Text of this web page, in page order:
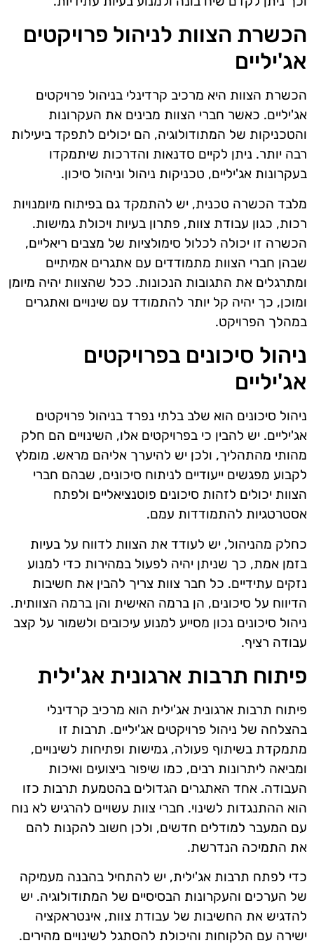
הכשרת הצוות לניהול פרויקטים
אג'יליים
הכשרת הצוות היא מרכיב קרדינלי בניהול פרויקטים
אג'יליים. כאשר חברי הצוות מבינים את העקרונות
והטכניקות של המתודולוגיה, הם יכולים לתפקד ביעילות
רבה יותר. ניתן לקיים סדנאות והדרכות שיתמקדו
בעקרונות אג'יליים, טכניקות ניהול וניהול סיכון.
מלבד הכשרה טכנית, יש להתמקד גם בפיתוח מיומנויות
רכות, כגון עבודת צוות, פתרון בעיות ויכולת גמישות.
הכשרה זו יכולה לכלול סימולציות של מצבים ריאליים,
שבהן חברי הצוות מתמודדים עם אתגרים אמיתיים
ומתרגלים את התגובות הנכונות. ככל שהצוות יהיה מיומן
ומוכן, כך יהיה קל יותר להתמודד עם שינויים ואתגרים
במהלך הפרויקט.
ניהול סיכונים בפרויקטים
אג'יליים
ניהול סיכונים הוא שלב בלתי נפרד בניהול פרויקטים
אג'יליים. יש להבין כי בפרויקטים אלו, השינויים הם חלק
מהותי מהתהליך, ולכן יש להיערך אליהם מראש. מומלץ
לקבוע מפגשים ייעודיים לניתוח סיכונים, שבהם חברי
הצוות יכולים לזהות סיכונים פוטנציאליים ולפתח
אסטרטגיות להתמודדות עמם.
כחלק מהניהול, יש לעודד את הצוות לדווח על בעיות
בזמן אמת, כך שניתן יהיה לפעול במהירות כדי למנוע
נזקים עתידיים. כל חבר צוות צריך להבין את חשיבות
הדיווח על סיכונים, הן ברמה האישית והן ברמה הצוותית.
ניהול סיכונים נכון מסייע למנוע עיכובים ולשמור על קצב
עבודה רציף.
פיתוח תרבות ארגונית אג'ילית
פיתוח תרבות ארגונית אג'ילית הוא מרכיב קרדינלי
בהצלחה של ניהול פרויקטים אג'יליים. תרבות זו
מתמקדת בשיתוף פעולה, גמישות ופתיחות לשינויים,
ומביאה ליתרונות רבים, כמו שיפור ביצועים ואיכות
העבודה. אחד האתגרים הגדולים בהטמעת תרבות כזו
הוא ההתנגדות לשינוי. חברי צוות עשויים להרגיש לא נוח
עם המעבר למודלים חדשים, ולכן חשוב להקנות להם
את התמיכה הנדרשת.
כדי לפתח תרבות אג'ילית, יש להתחיל בהבנה מעמיקה
של הערכים והעקרונות הבסיסיים של המתודולוגיה. יש
להדגיש את החשיבות של עבודת צוות, אינטראקציה
ישירה עם הלקוחות והיכולת להסתגל לשינויים מהירים.